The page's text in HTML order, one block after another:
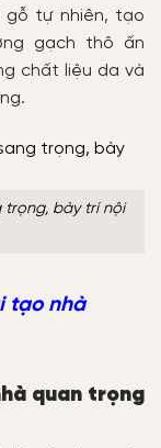
gỗ tự nhiên, tạo
gạch thô ấn
chất liệu da và
trọng, bày trí nội
tạo nhà
quan trọng